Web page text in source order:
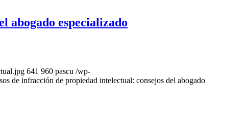
abogado especializado
641 960 pascu /wp-
de infracción de propiedad intelectual: consejos del abogado